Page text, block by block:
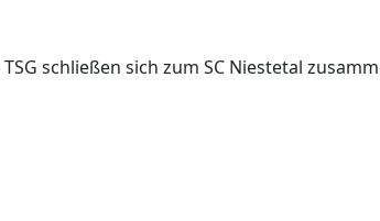
schließen sich zum SC Niestetal